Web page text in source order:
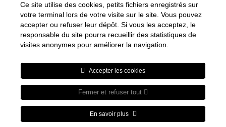
Nous ne spammons pas ! Consultez notre
politique de confidentialitépour plus
d’informations.
On
Ce site utilise des cookies, petits fichiers enregistrés sur
votre terminal lors de votre visite sur le site. Vous pouvez
accepter ou refuser leur dépôt. Si vous les acceptez, le
responsable du site pourra recueillir des statistiques de
visites anonymes pour améliorer la navigation.
Accepter les cookies
Fermer et refuser tout
En savoir plus